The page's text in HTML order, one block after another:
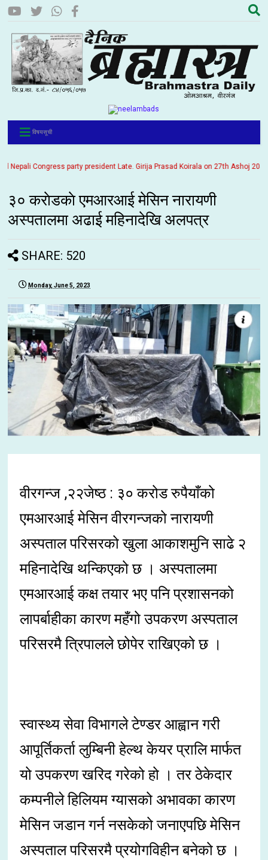
विषयसूची
Congress party president Late. Girija Prasad Koirala on 27th Ashoj
३० कराेडकाे एमआरआई मेसिन नारायणी
अस्पतालमा अढाई महिनादेखि अलपत्र
SHARE: 520
Monday, June 5, 2023
वीरगन्ज ,२२जेष्ठ : ३० करोड रुपैयाँको
एमआरआई मेसिन वीरगन्जको नारायणी
अस्पताल परिसरको खुला आकाशमुनि साढे २
महिनादेखि थन्किएको छ । अस्पतालमा
एमआरआई कक्ष तयार भए पनि प्रशासनको
लापर्बाहीका कारण महँगो उपकरण अस्पताल
परिसरमै त्रिपालले छोपेर राखिएको छ ।
स्वास्थ्य सेवा विभागले टेण्डर आह्वान गरी
आपूर्तिकर्ता लुम्बिनी हेल्थ केयर प्रालि मार्फत
यो उपकरण खरिद गरेको हो । तर ठेकेदार
कम्पनीले हिलियम ग्यासको अभावका कारण
मेसिन जडान गर्न नसकेको जनाएपछि मेसिन
अस्पताल परिसरमै प्रयोगविहीन बनेको छ ।